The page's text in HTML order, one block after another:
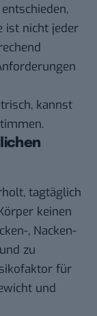
ist nicht jeder
, kannst
tagtäglich
keinen
, Nacken-
zu
für
und